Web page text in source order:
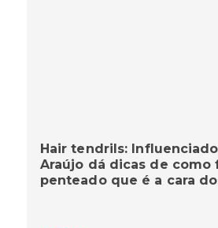
Hair tendrils:
Araújo dá dicas de como
penteado que é a cara